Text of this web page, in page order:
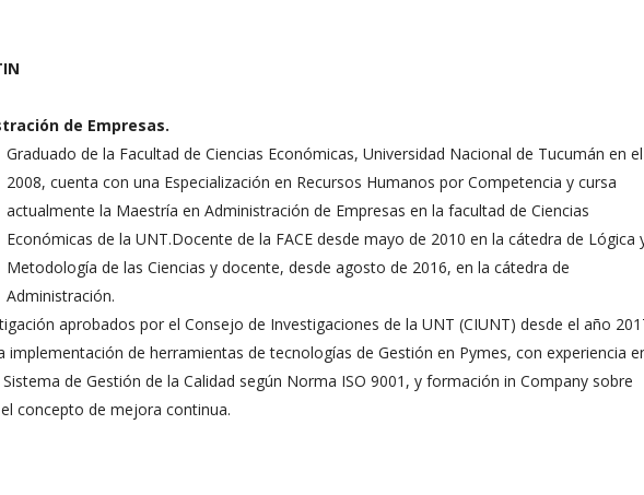
de Empresas.
Graduado de la Facultad de Ciencias Económicas, Universidad Nacional de Tucumán en
2008, cuenta con una Especialización en Recursos Humanos por Competencia y cursa
actualmente la Maestría en Administración de Empresas en la facultad de Ciencias
Económicas de la UNT.Docente de la FACE desde mayo de 2010 en la cátedra de Lógica
Metodología de las Ciencias y docente, desde agosto de 2016, en la cátedra de
Administración.
aprobados por el Consejo de Investigaciones de la UNT (CIUNT) desde el año
implementación de herramientas de tecnologías de Gestión en Pymes, con experiencia
de Gestión de la Calidad según Norma ISO 9001, y formación in Company sobre
concepto de mejora continua.